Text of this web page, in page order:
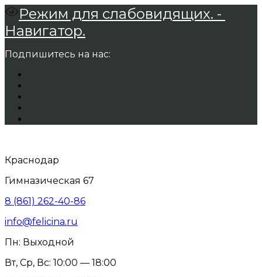
Режим для слабовидящих. -
Навигатор.
Подпишитесь на нас:
Краснодар
Гимназическая 67
8 (861) 262-40-86
info@felicina.ru
Пн: Выходной
Вт, Ср, Вс: 10:00 — 18:00